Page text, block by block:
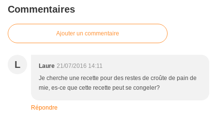
Commentaires
Ajouter un commentaire
L Laure 21/07/2016 14:11
Je cherche une recette pour des restes de croûte de pain de
mie, es-ce que cette recette peut se congeler?
Répondre